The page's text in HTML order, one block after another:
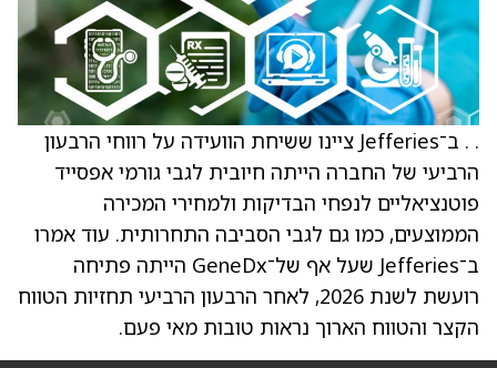
. . ב־Jefferies ציינו ששיחת הוועידה על רווחי הרבעון
הרביעי של החברה הייתה חיובית לגבי גורמי אפסייד
פוטנציאליים לנפחי הבדיקות ולמחירי המכירה
הממוצעים, כמו גם לגבי הסביבה התחרותית. עוד אמרו
ב־Jefferies שעל אף של־GeneDx הייתה פתיחה
רועשת לשנת 2026, לאחר הרבעון הרביעי תחזיות הטווח
הקצר והטווח הארוך נראות טובות מאי פעם.